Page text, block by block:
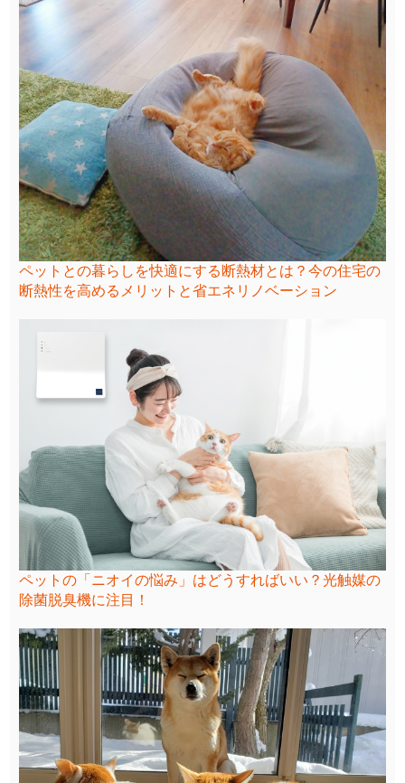
ペットとの暮らしを快適にする断熱材とは？今の住宅の
断熱性を高めるメリットと省エネリノベーション
ペットの「ニオイの悩み」はどうすればいい？光触媒の
除菌脱臭機に注目！